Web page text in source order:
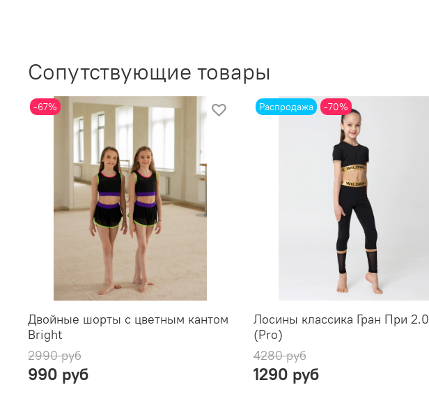
Сопутствующие товары
-67%
Двойные шорты с цветным кантом
Bright
2990 руб
990 руб
Распродажа -70%
Лосины классика Гран При 2.0
(Pro)
4280 руб
1290 руб